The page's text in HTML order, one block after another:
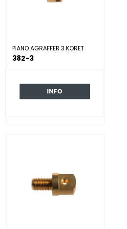
PIANO AGRAFFER 3 KORET
382-3
INFO